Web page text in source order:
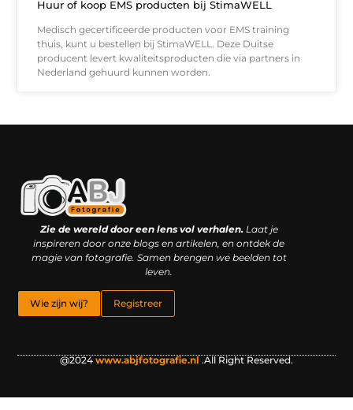
Huur of koop EMS producten bij StimaWELL
Medisch gecertificeerde producten voor EMS training
thuis, kunt u bestellen bij StimaWELL. Deze Duitse
producent levert kwaliteitsproducten die via partners in
Nederland gehuurd kunnen worden.
Zie de wereld door een lens vol verhalen.Laat je
inspireren door onze blogs en artikelen, en ontdek de
magie van fotografie. Samen brengen we beelden tot
leven.
Wie zijn wij? Registreer
@2024 www.abjfotografie.nl .All Right Reserved.